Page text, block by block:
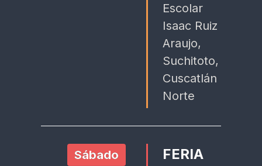
Escolar
Isaac Ruiz
Araujo,
Suchitoto,
Cuscatlán
Norte
Sábado
FERIA